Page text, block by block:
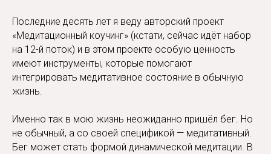
Последние десять лет я веду авторский проект
«Медитационный коучинг» (кстати, сейчас идёт набор
на 12-й поток) и в этом проекте особую ценность
имеют инструменты, которые помогают
интегрировать медитативное состояние в обычную
жизнь.
Именно так в мою жизнь неожиданно пришёл бег. Но
не обычный, а со своей спецификой — медитативный.
Бег может стать формой динамической медитации. В